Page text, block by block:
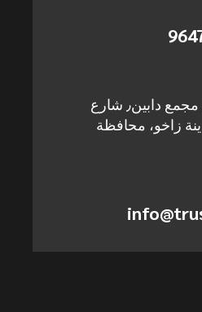
عمارة 3 شقة 22, مجمع دابين٫ شارع
زاخو، محافظة